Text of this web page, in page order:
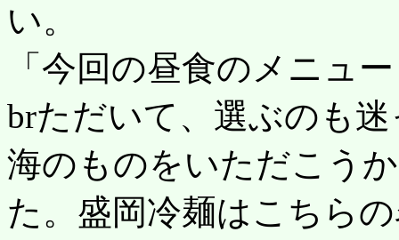
い。
「今回の昼食のメニュ
brただいて、選ぶのも
海のものをいただこう
た。盛岡冷麺はこちら